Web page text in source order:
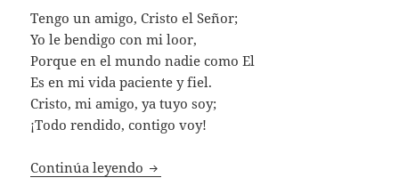
Tengo un amigo, Cristo el Señor;
Yo le bendigo con mi loor,
Porque en el mundo nadie como El
Es en mi vida paciente y fiel.
Cristo, mi amigo, ya tuyo soy;
¡Todo rendido, contigo voy!
Continúa leyendo Tengo un Amigo